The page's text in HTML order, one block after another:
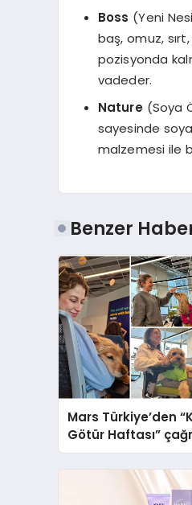
Boss (Yeni
baş, omuz,
pozisyonda
vadeder.
Nature(Soya
sayesinde
malzemesi ile
Benzer
Mars Türkiye’den
Götür Haftası”